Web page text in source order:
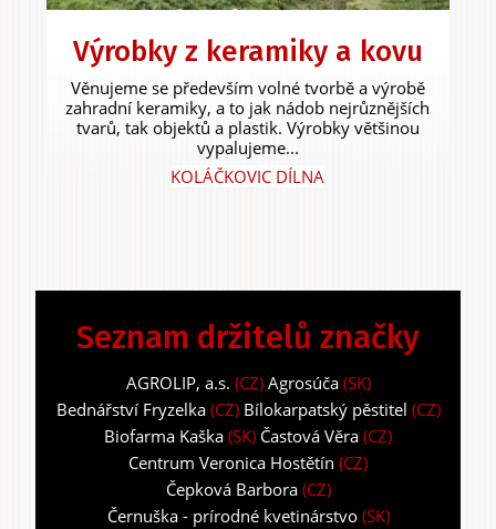
Výrobky z keramiky a kovu
Věnujeme se především volné tvorbě a výrobě
zahradní keramiky, a to jak nádob nejrůznějších
tvarů, tak objektů a plastik. Výrobky většinou
vypalujeme...
KOLÁČKOVIC DÍLNA
Seznam držitelů značky
AGROLIP, a.s. (CZ) Agrosúča(SK)
Bednářství Fryzelka(CZ) Bílokarpatský pěstitel (CZ)
Biofarma Kaška (SK) Častová Věra (CZ)
Centrum Veronica Hostětín (CZ)
Čepková Barbora(CZ)
Černuška - prírodné kvetinárstvo(SK)